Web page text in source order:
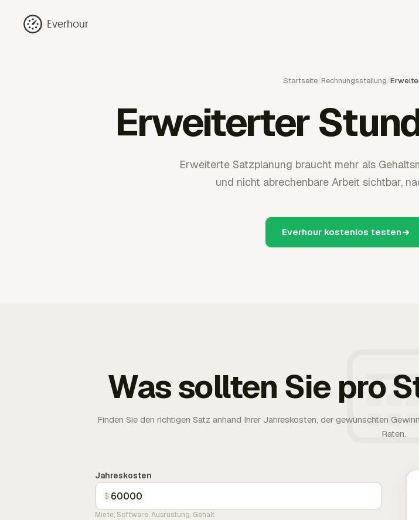
Everhour
Startseite/Rechnungsstellung/
Erweiterter
Erweiterte Satzplanung braucht mehr als
und nicht abrechenbare Arbeit sichtbar,
Everhour kostenlos testen
Was sollten Sie pro
Finden Sie den richtigen Satz anhand Ihrer Jahreskosten, der gewünschten
Raten.
Jahreskosten
$
Miete, Software, Ausrüstung, Gehalt